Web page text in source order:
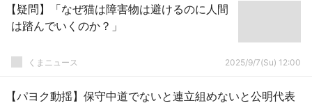
【疑問】「なぜ猫は障害物は避けるのに人間
は踏んでいくのか？」
くまニュース 2025/9/7(Su) 12:00
【パヨク動揺】保守中道でないと連立組めないと公明代表